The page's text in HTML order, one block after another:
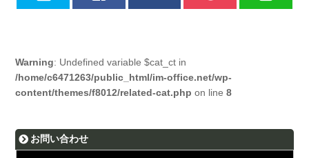
Warning: Undefined variable $cat_ct in
/home/c6471263/public_html/im-office.net/wp-
content/themes/f8012/related-cat.php on line8
お問い合わせ